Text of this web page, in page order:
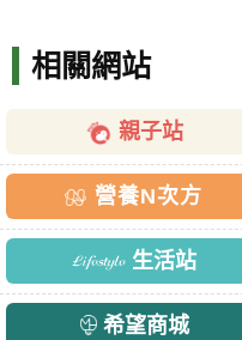
相關網站
親子站
營養N次方
生活站
希望商城